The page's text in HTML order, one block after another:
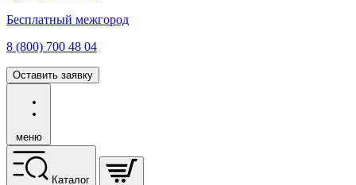
Бесплатный межгород
8 (800) 700 48 04
Оставить заявку
меню
Каталог